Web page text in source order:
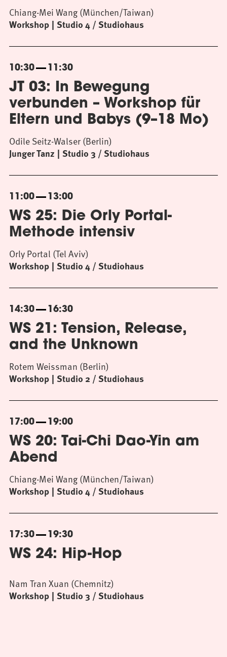
Workshop Studio 4 / Studiohaus
Chiang-Mei Wang (München/Taiwan)
10:30 11:30
JT 03: In Bewegung
verbunden – Workshop für
Eltern und Babys (9–18 Mo)
Junger Tanz Studio 3 / Studiohaus
Odile Seitz-Walser (Berlin)
11:00 13:00
WS 25: Die Orly Portal-
Methode intensiv
Workshop Studio 4 / Studiohaus
Orly Portal (Tel Aviv)
14:30 16:30
WS 21: Tension, Release,
and the Unknown
Workshop Studio 2 / Studiohaus
Rotem Weissman (Berlin)
17:00 19:00
WS 20: Tai-Chi Dao-Yin am
Abend
Workshop Studio 4 / Studiohaus
Chiang-Mei Wang (München/Taiwan)
17:30 19:30
WS 24: Hip-Hop
Workshop Studio 3 / Studiohaus
Nam Tran Xuan (Chemnitz)